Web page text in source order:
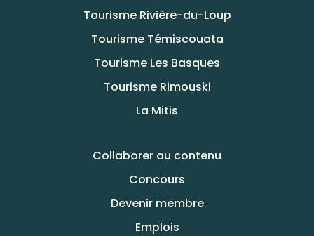
Tourisme Rivière-du-Loup
Tourisme Témiscouata
Tourisme Les Basques
Tourisme Rimouski
La Mitis
Collaborer au contenu
Concours
Devenir membre
Emplois